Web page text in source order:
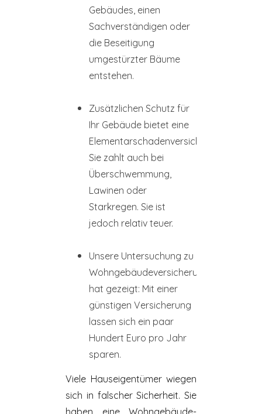
Gebäudes, einen
Sachverständigen oder
die Beseitigung
umgestürzter Bäume
entstehen.
Zusätzlichen Schutz für
Ihr Gebäude bietet eine
Elementarschadenversicherung.
Sie zahlt auch bei
Überschwemmung,
Lawinen oder
Starkregen. Sie ist
jedoch relativ teuer.
Unsere Untersuchung zu
Wohngebäudeversicherungen
hat gezeigt: Mit einer
günstigen Versicherung
lassen sich ein paar
Hundert Euro pro Jahr
sparen.
Viele Hauseigentümerwiegen
sich in falscher Sicherheit. Sie
haben eine Wohn­gebäude­